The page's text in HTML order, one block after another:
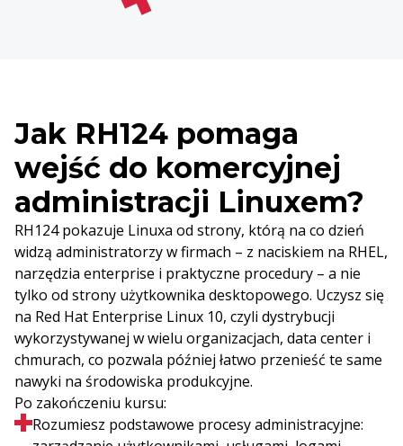
Jak RH124 pomaga
wejść do komercyjnej
administracji Linuxem?
RH124 pokazuje Linuxa od strony, którą na co dzień
widzą administratorzy w firmach – z naciskiem na RHEL,
narzędzia enterprise i praktyczne procedury – a nie
tylko od strony użytkownika desktopowego. Uczysz się
na Red Hat Enterprise Linux 10, czyli dystrybucji
wykorzystywanej w wielu organizacjach, data center i
chmurach, co pozwala później łatwo przenieść te same
nawyki na środowiska produkcyjne.
Po zakończeniu kursu:
Rozumiesz podstawowe procesy administracyjne: